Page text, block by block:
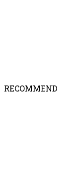
RECOMMEND